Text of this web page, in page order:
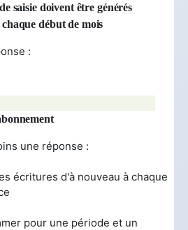
saisie doivent être générés
début de mois
:
une réponse :
écritures d'à nouveau à chaque
pour une période et un